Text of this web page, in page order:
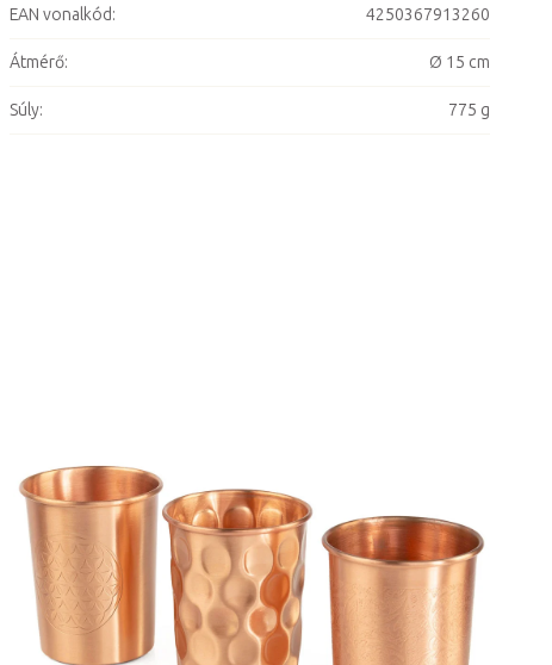
EAN vonalkód: 4250367913260
Átmérő: Ø 15 cm
Súly: 775 g